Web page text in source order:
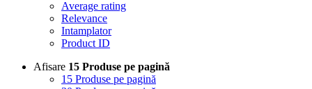
Average rating
Relevance
Intamplator
Product ID
Afisare 15 Produse pe pagină
15 Produse pe pagină